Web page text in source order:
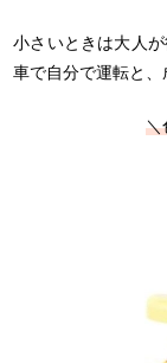
小さいときは大人
車で自分で運転と、
＼